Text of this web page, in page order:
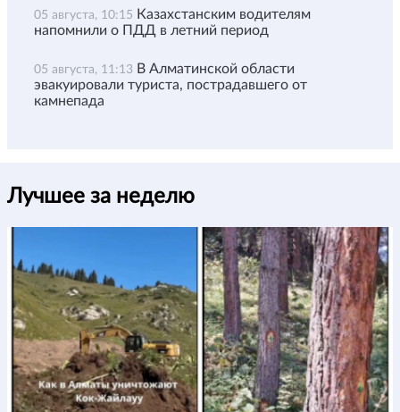
05 августа, 10:15 Казахстанским водителям
напомнили о ПДД в летний период
05 августа, 11:13 В Алматинской области
эвакуировали туриста, пострадавшего от
камнепада
Лучшее за неделю